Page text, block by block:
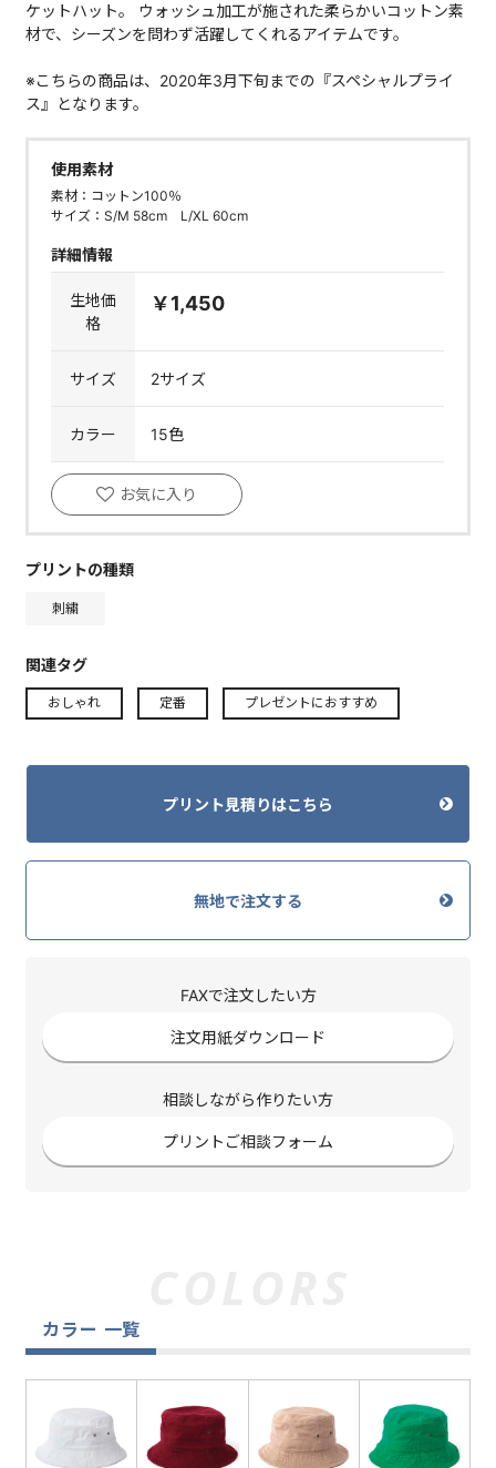
ケットハット。 ウォッシュ加工が施された柔らかいコットン素
材で、シーズンを問わず活躍してくれるアイテムです。
※こちらの商品は、2020年3月下旬までの『スペシャルプライ
ス』となります。
使用素材
素材：コットン100％
サイズ：S/M 58cm L/XL 60cm
詳細情報
生地価
格
￥1,450
サイズ 2サイズ
カラー 15色
お気に入り
プリントの種類
刺繍
関連タグ
おしゃれ 定番 プレゼントにおすすめ
プリント見積りはこちら
無地で注文する
FAXで注文したい方
注文用紙ダウンロード
相談しながら作りたい方
プリントご相談フォーム
カラー 一覧